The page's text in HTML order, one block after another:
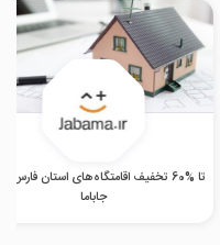
تا %60 تخفیف اقامتگاه‌های استان
جاباما